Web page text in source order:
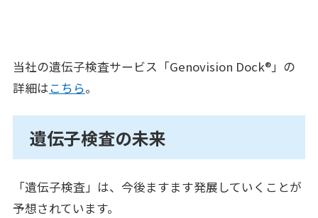
当社の遺伝子検査サービス「Genovision Dock®」の
詳細はこちら。
遺伝子検査の未来
「遺伝子検査」は、今後ますます発展していくことが
予想されています。